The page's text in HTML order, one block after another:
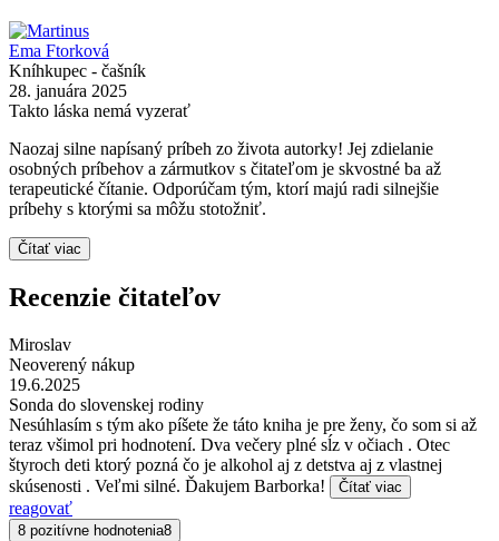
Ema Ftorková
Kníhkupec - čašník
28. januára 2025
Takto láska nemá vyzerať
Naozaj silne napísaný príbeh zo života autorky! Jej zdielanie
osobných príbehov a zármutkov s čitateľom je skvostné ba až
terapeutické čítanie. Odporúčam tým, ktorí majú radi silnejšie
príbehy s ktorými sa môžu stotožniť.
Čítať viac
Recenzie čitateľov
Miroslav
Neoverený nákup
19.6.2025
Sonda do slovenskej rodiny
Nesúhlasím s tým ako píšete že táto kniha je pre ženy, čo som si až
teraz všimol pri hodnotení. Dva večery plné sĺz v očiach . Otec
štyroch deti ktorý pozná čo je alkohol aj z detstva aj z vlastnej
skúsenosti . Veľmi silné. Ďakujem Barborka!
Čítať viac
reagovať
8 pozitívne hodnotenia8